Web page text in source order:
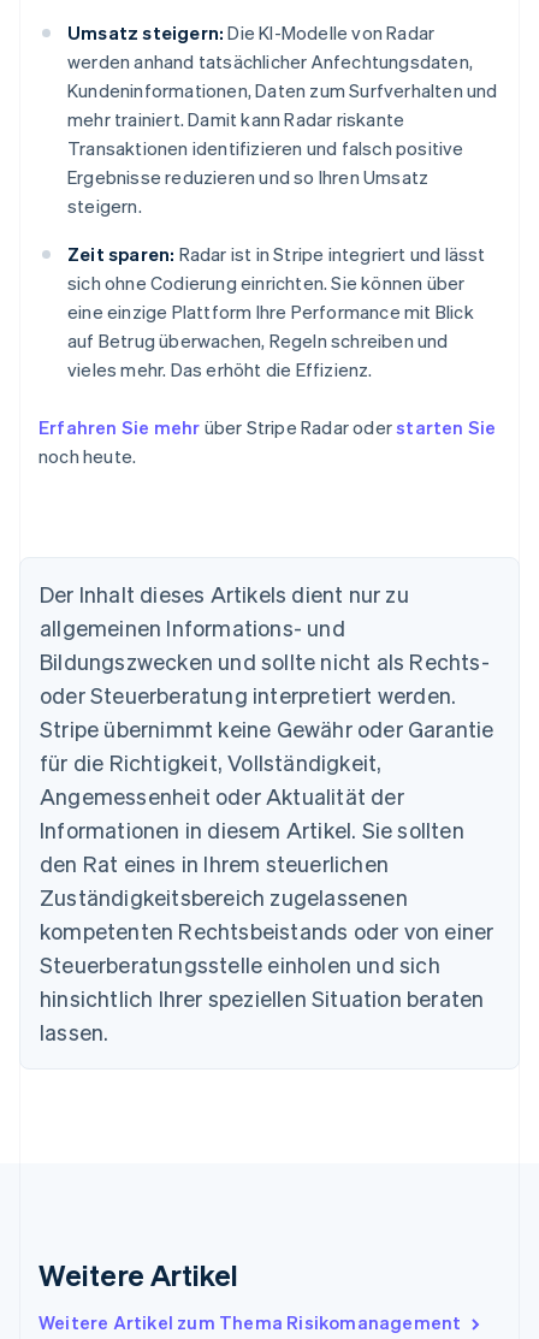
Umsatz steigern: Die KI-Modelle von Radar
werden anhand tatsächlicher Anfechtungsdaten,
Kundeninformationen, Daten zum Surfverhalten und
mehr trainiert. Damit kann Radar riskante
Transaktionen identifizieren und falsch positive
Ergebnisse reduzieren und so Ihren Umsatz
steigern.
Zeit sparen: Radar ist in Stripe integriert und lässt
sich ohne Codierung einrichten. Sie können über
eine einzige Plattform Ihre Performance mit Blick
auf Betrug überwachen, Regeln schreiben und
vieles mehr. Das erhöht die Effizienz.
Erfahren Sie mehr über Stripe Radar oderstarten Sie
noch heute.
Der Inhalt dieses Artikels dient nur zu
allgemeinen Informations- und
Bildungszwecken und sollte nicht als Rechts-
oder Steuerberatung interpretiert werden.
Stripe übernimmt keine Gewähr oder Garantie
für die Richtigkeit, Vollständigkeit,
Angemessenheit oder Aktualität der
Informationen in diesem Artikel. Sie sollten
den Rat eines in Ihrem steuerlichen
Zuständigkeitsbereich zugelassenen
kompetenten Rechtsbeistands oder von einer
Steuerberatungsstelle einholen und sich
hinsichtlich Ihrer speziellen Situation beraten
lassen.
Weitere Artikel
Weitere Artikel zum Thema Risikomanagement
Australien
English
Belgien
Nederlands Français DeutschEnglish
Brasilien
PortuguêsEnglish
English
Dänemark
English
Deutschland
Deutsch English
Estland
Festlandchina
简体中文English
Finnland
English
Frankreich
Irland
Italien